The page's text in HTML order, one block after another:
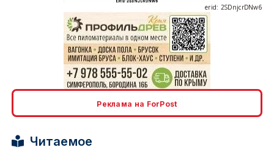
erid: 2SDnjcrDNw6
erid: 2SDnjdPjgYS
Реклама на ForPost
Читаемое